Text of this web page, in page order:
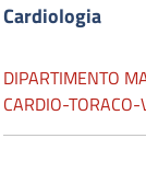
Cardiologia
DIPARTIMENTO
CARDIO-TORACO-